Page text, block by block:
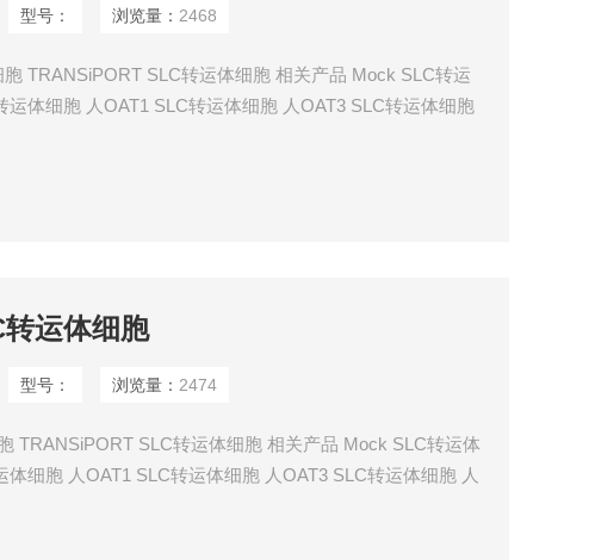
型号： 浏览量： 2468
胞 TRANSiPORT SLC转运体细胞 相关产品 Mock SLC转运
运体细胞 人OAT1 SLC转运体细胞 人OAT3 SLC转运体细胞
SLC转运体细胞
运体细胞
型号： 浏览量： 2474
TRANSiPORT SLC转运体细胞 相关产品 Mock SLC转运体
体细胞 人OAT1 SLC转运体细胞 人OAT3 SLC转运体细胞 人
SLC转运体细胞